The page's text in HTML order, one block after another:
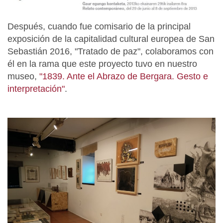
Después, cuando fue comisario de la principal
exposición de la capitalidad cultural europea de San
Sebastián 2016, "Tratado de paz", colaboramos con
él en la rama que este proyecto tuvo en nuestro
museo, "1839. Ante el Abrazo de Bergara. Gesto e
interpretación".